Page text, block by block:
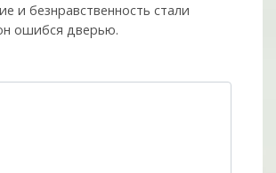
и безнравственность стали
ошибся дверью.